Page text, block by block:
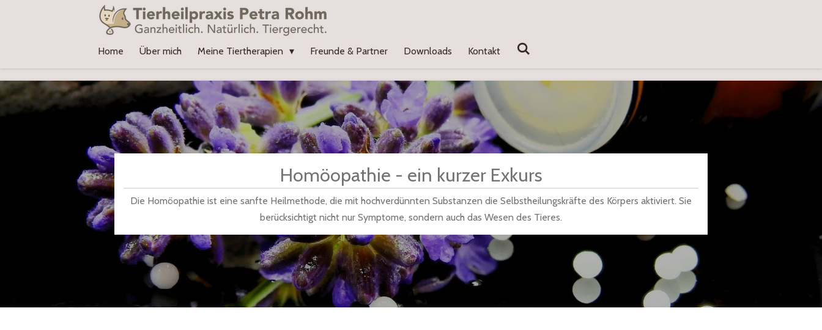
Home Über mich Meine Tiertherapien Freunde & Partner Downloads Kontakt
Homöopathie - ein kurzer Exkurs
Die Homöopathie ist eine sanfte Heilmethode, die mit hochverdünnten Substanzen die Selbstheilungskräfte des Körpers aktiviert. Sie
berücksichtigt nicht nur Symptome, sondern auch das Wesen des Tieres.